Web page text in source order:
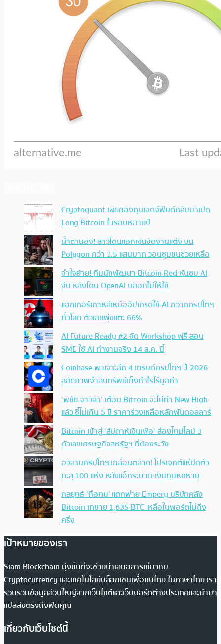
Cryptoquant เผยกองทุนเฮดจ์ฟันด์กลับมาเปิด
Long Bitcoin ในรอบหลายปี
น้ำตานอง! สาวโดนแฮกเงินจัดงานแต่ง บน
Polygon กว่า 3.5 แสนบาท วอนชุมชนช่วยเหลือ
จำใจย้าย! ทีมนักพัฒนา Bitcoin Red หันซบ AI
จีน หลังโดน OpenAI บล็อกไม่ให้ใช้
แฮกเกอร์เกาหลีเหนืออัปเกรดใช้ AI กวาดคริปโทฯ
ทั่วโลก ตัวเลขพุ่งแตะ 66%
AI Future Ready #2 จัด Workshop ฟรี สอน
SME ใช้ AI ทำงานจริง 14 ส.ค. นี้
Coinbase พาเจาะลึก 4 เทรนด์คริปโทฯ ปี 2026
สลัดภาพจำสินทรัพย์เก็งกำไรไร้มูลค่า
‘พิชัย จาวลา’ เตือน Bitcoin จะไม่ทำ New High
แล้ว ชี้ไม่เกิน 5 ปี ราคาร่วงเหลือหลักพันดอลลาร์
Bitcoin เข้าสู่ ‘สัปดาห์เงินเฟ้อ’ ส่องไทม์ไลน์ 3
ตัวเลขเศรษฐกิจสหรัฐฯ ที่ต้องระวัง
อวสานคริปโทฯ เกลื่อนตลาด! โปรเจกต์แห่ปิดตัว
ทะลุ 100 แห่ง หลังแฮ็กระบาด-เงินทุนหดหาย
กลยุทธ์ ‘ถือทน’ แตกพ่าย Empery บริษัทคลัง
Bitcoin เทขาย 1,635 BTC เหลือในพอร์ตไม่ถึง
ครึ่ง
เป้าหมายของเรา
Siam Blockchain มุ่งมั่นที่จะช่วยนำเสนอสารเกี่ยวกับ
Cryptocurrency และเทคโนโลยีบล็อกเชนเพื่อคนไทย ในภาษาไทย เรา
รวบรวมข้อมูลส่วนใหญ่จากเว็บไซต์และเว็บบอร์ดต่างประเทศและนำมา
แปลส่งตรงถึงฟีดคุณ
เกี่ยวกับเว็บไซต์นี้